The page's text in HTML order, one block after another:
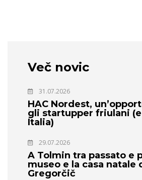
Več novic
31.07.2026
HAC Nordest,
gli startupper friulani
Italia)
29.07.2026
A Tolmin tra passato e
museo e la casa natale
Gregorčič